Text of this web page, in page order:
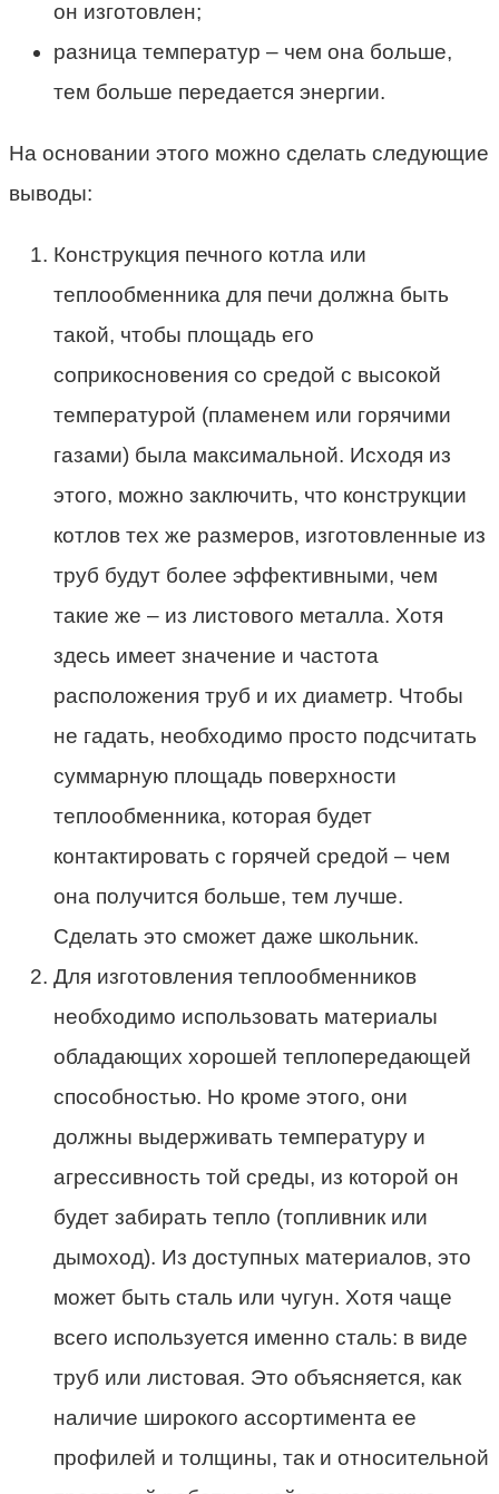
он изготовлен;
разница температур – чем она больше,
тем больше передается энергии.
На основании этого можно сделать следующие
выводы:
Конструкция печного котла или
теплообменника для печи должна быть
такой, чтобы площадь его
соприкосновения со средой с высокой
температурой (пламенем или горячими
газами) была максимальной. Исходя из
этого, можно заключить, что конструкции
котлов тех же размеров, изготовленные из
труб будут более эффективными, чем
такие же – из листового металла. Хотя
здесь имеет значение и частота
расположения труб и их диаметр. Чтобы
не гадать, необходимо просто подсчитать
суммарную площадь поверхности
теплообменника, которая будет
контактировать с горячей средой – чем
она получится больше, тем лучше.
Сделать это сможет даже школьник.
Для изготовления теплообменников
необходимо использовать материалы
обладающих хорошей теплопередающей
способностью. Но кроме этого, они
должны выдерживать температуру и
агрессивность той среды, из которой он
будет забирать тепло (топливник или
дымоход). Из доступных материалов, это
может быть сталь или чугун. Хотя чаще
всего используется именно сталь: в виде
труб или листовая. Это объясняется, как
наличие широкого ассортимента ее
профилей и толщины, так и относительной